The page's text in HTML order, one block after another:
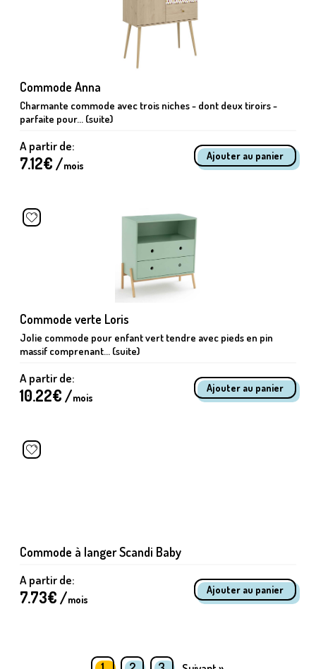
Commode Anna
Charmante commode avec trois niches - dont deux tiroirs -
parfaite pour... (suite)
A partir de:
7.12€ /mois
Commode verte Loris
Jolie commode pour enfant vert tendre avec pieds en pin
massif comprenant... (suite)
A partir de:
10.22€ /mois
Commode à langer Scandi Baby
A partir de:
7.73€ /mois